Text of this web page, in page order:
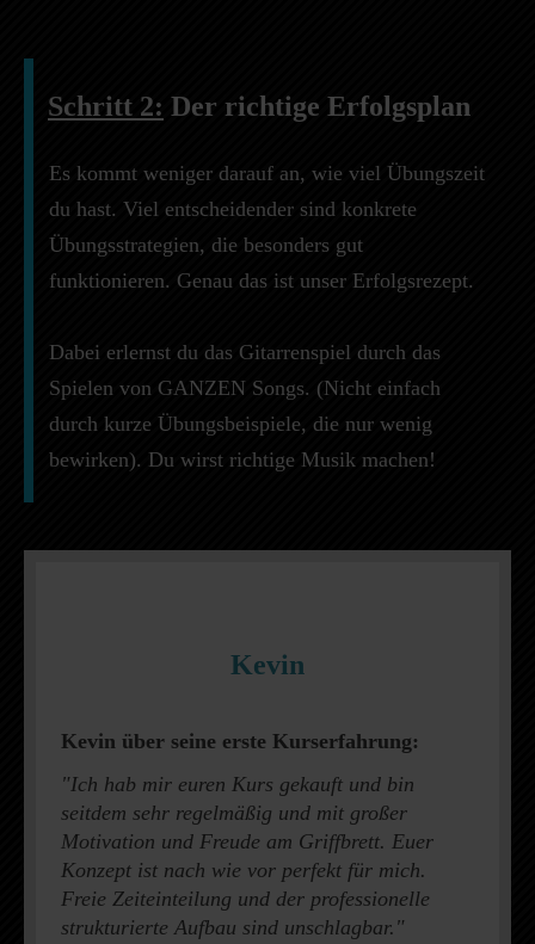
Schritt 2: Der richtige Erfolgsplan
Es kommt weniger darauf an, wie viel Übungszeit
du hast. Viel entscheidender sind konkrete
Übungsstrategien, die besonders gut
funktionieren. Genau das ist unser Erfolgsrezept.
Dabei erlernst du das Gitarrenspiel durch das
Spielen von GANZEN Songs. (Nicht einfach
durch kurze Übungsbeispiele, die nur wenig
bewirken). Du wirst richtige Musik machen!
Kevin
Kevin über seine erste Kurserfahrung:
"Ich hab mir euren Kurs gekauft und bin
seitdem sehr regelmäßig und mit großer
Motivation und Freude am Griffbrett. Euer
Konzept ist nach wie vor perfekt für mich.
Freie Zeiteinteilung und der professionelle
strukturierte Aufbau sind unschlagbar."